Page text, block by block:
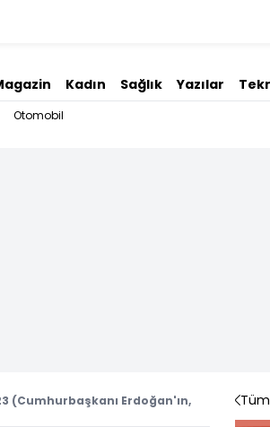
Kadın Sağlık Yazılar
Otomobil
(Cumhurbaşkanı Erdoğan'ın,